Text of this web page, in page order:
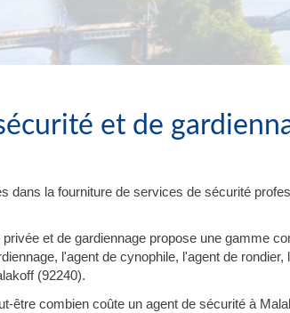
et de
dans la fourniture de services de sécurité
et de gardiennage propose une gamme
l'agent de cynophile, l'agent de
(92240).
être combien coûte un agent de sécurité à